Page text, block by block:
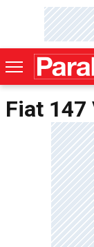
Fiat 147